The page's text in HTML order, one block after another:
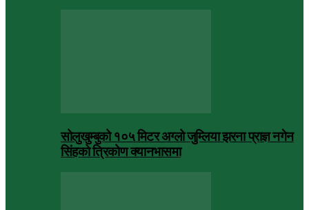
सोलुखुम्बुको १०५ मिटर अग्लो जुम्लिया झरना प्राज्ञ नगेन
सिंहको त्रिकोण क्यानभासमा